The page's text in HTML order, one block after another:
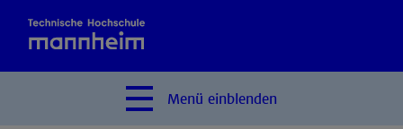
Menü einblenden